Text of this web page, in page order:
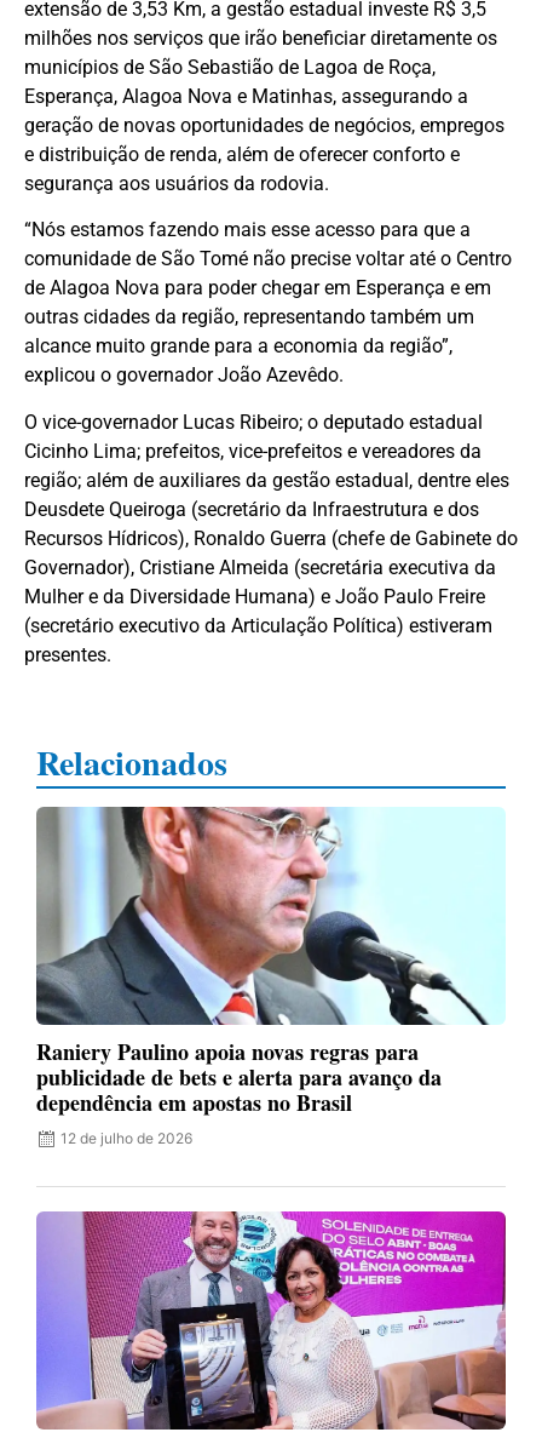
extensão de 3,53 Km, a gestão estadual investe R$ 3,5
milhões nos serviços que irão beneficiar diretamente os
municípios de São Sebastião de Lagoa de Roça,
Esperança, Alagoa Nova e Matinhas, assegurando a
geração de novas oportunidades de negócios, empregos
e distribuição de renda, além de oferecer conforto e
segurança aos usuários da rodovia.
“Nós estamos fazendo mais esse acesso para que a
comunidade de São Tomé não precise voltar até o Centro
de Alagoa Nova para poder chegar em Esperança e em
outras cidades da região, representando também um
alcance muito grande para a economia da região”,
explicou o governador João Azevêdo.
O vice-governador Lucas Ribeiro; o deputado estadual
Cicinho Lima; prefeitos, vice-prefeitos e vereadores da
região; além de auxiliares da gestão estadual, dentre eles
Deusdete Queiroga (secretário da Infraestrutura e dos
Recursos Hídricos), Ronaldo Guerra (chefe de Gabinete do
Governador), Cristiane Almeida (secretária executiva da
Mulher e da Diversidade Humana) e João Paulo Freire
(secretário executivo da Articulação Política) estiveram
presentes.
Relacionados
Raniery Paulino apoia novas regras para
publicidade de bets e alerta para avanço da
dependência em apostas no Brasil
12 de julho de 2026